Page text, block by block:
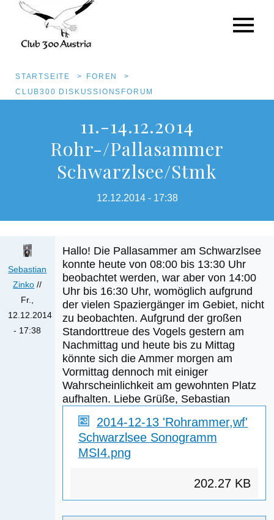
Direkt
Pfadnavigation
STARTSEITE
FOREN
CLUB300 DISKUSSIONSFORUM
11.-14.12.2014
Rohr-/Pallasammer
Schwarzlsee/Stmk
12.12.2014 - 17:38
Sebastian
Zinko //
Fr.,
12.12.2014
- 17:38
Hallo! Die Pallasammer am Schwarzlsee
konnte heute von 08:00 bis 13:30 Uhr
beobachtet werden, war aber von 14:00
Uhr bis 16:30 Uhr, womöglich aufgrund
der vielen Spaziergänger im Gebiet, nicht
zu beobachten. Aufgrund der großen
Standorttreue des Vogels gestern am
Nachmittag und heute bis zu Mittag
könnte sich die Ammer morgen am
Vormittag dennoch mit einiger
Wahrscheinlichkeit am gewohnten Platz
aufhalten. Liebe Grüße, Sebastian
Anhang
Größe
2014-12-13 'Rohrammer,wf'
Schwarzlsee Sonogramm
MSI4.png
202.27 KB